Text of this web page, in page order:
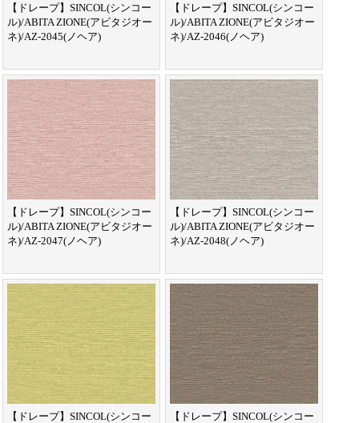
【ドレープ】SINCOL(シンコー
ル)/ABITA ZIONE(アビタジオー
ネ)/AZ-2045(ノヘア)
【ドレープ】SINCOL(シンコー
ル)/ABITA ZIONE(アビタジオー
ネ)/AZ-2046(ノヘア)
【ドレープ】SINCOL(シンコー
ル)/ABITA ZIONE(アビタジオー
ネ)/AZ-2047(ノヘア)
【ドレープ】SINCOL(シンコー
ル)/ABITA ZIONE(アビタジオー
ネ)/AZ-2048(ノヘア)
【ドレープ】SINCOL(シンコー
【ドレープ】SINCOL(シンコー